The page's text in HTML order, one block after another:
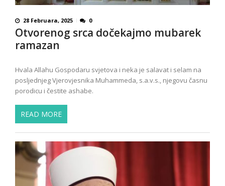
28 Februara, 2025 0
Otvorenog srca dočekajmo mubarek
ramazan
Hvala Allahu Gospodaru svjetova i neka je salavat i selam na
posljednjeg Vjerovjesnika Muhammeda, s.a.v.s., njegovu časnu
porodicu i čestite ashabe.
READ MORE